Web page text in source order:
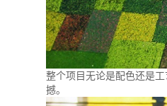
整个项目无论是配色还是
撼。